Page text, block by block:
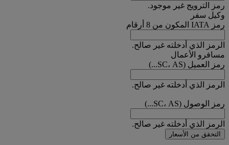
رمز الترويج غير موجود.
وكيل سفر
رمز IATA المكون من 8 أرقام
الرمز الذي أدخلته غير صالح.
مسافرو الأعمال
رمز العميل (SC، AS...)
الرمز الذي أدخلته غير صالح.
رمز الوصول (SC، AS...)
الرمز الذي أدخلته غير صالح.
التحقق من الأسعار